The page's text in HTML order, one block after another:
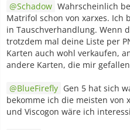
Schadow Wahrscheinlich
Matrifol schon von xarxes.
in Tauschverhandlung. Wenn
trotzdem mal deine Liste per
Karten auch wohl verkaufen,
andere Karten, die mir
BlueFirefly Gen 5 hat sich
bekomme ich die meisten von
und Viscogon wäre ich